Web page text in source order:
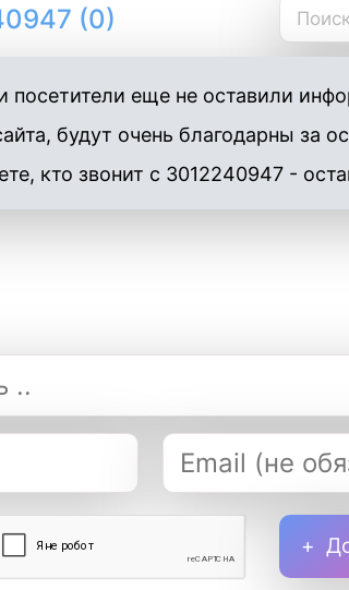
(0)
еще не оставили
будут очень благодарны за
кто звонит с 3012240947 -